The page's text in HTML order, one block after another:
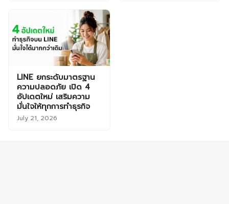
LINE ยกระดับมาตรฐาน
ความปลอดภัย เปิด 4
อัปเดตใหม่ เสริมความ
มั่นใจให้ทุกการทำธุรกิจ
July 21, 2026